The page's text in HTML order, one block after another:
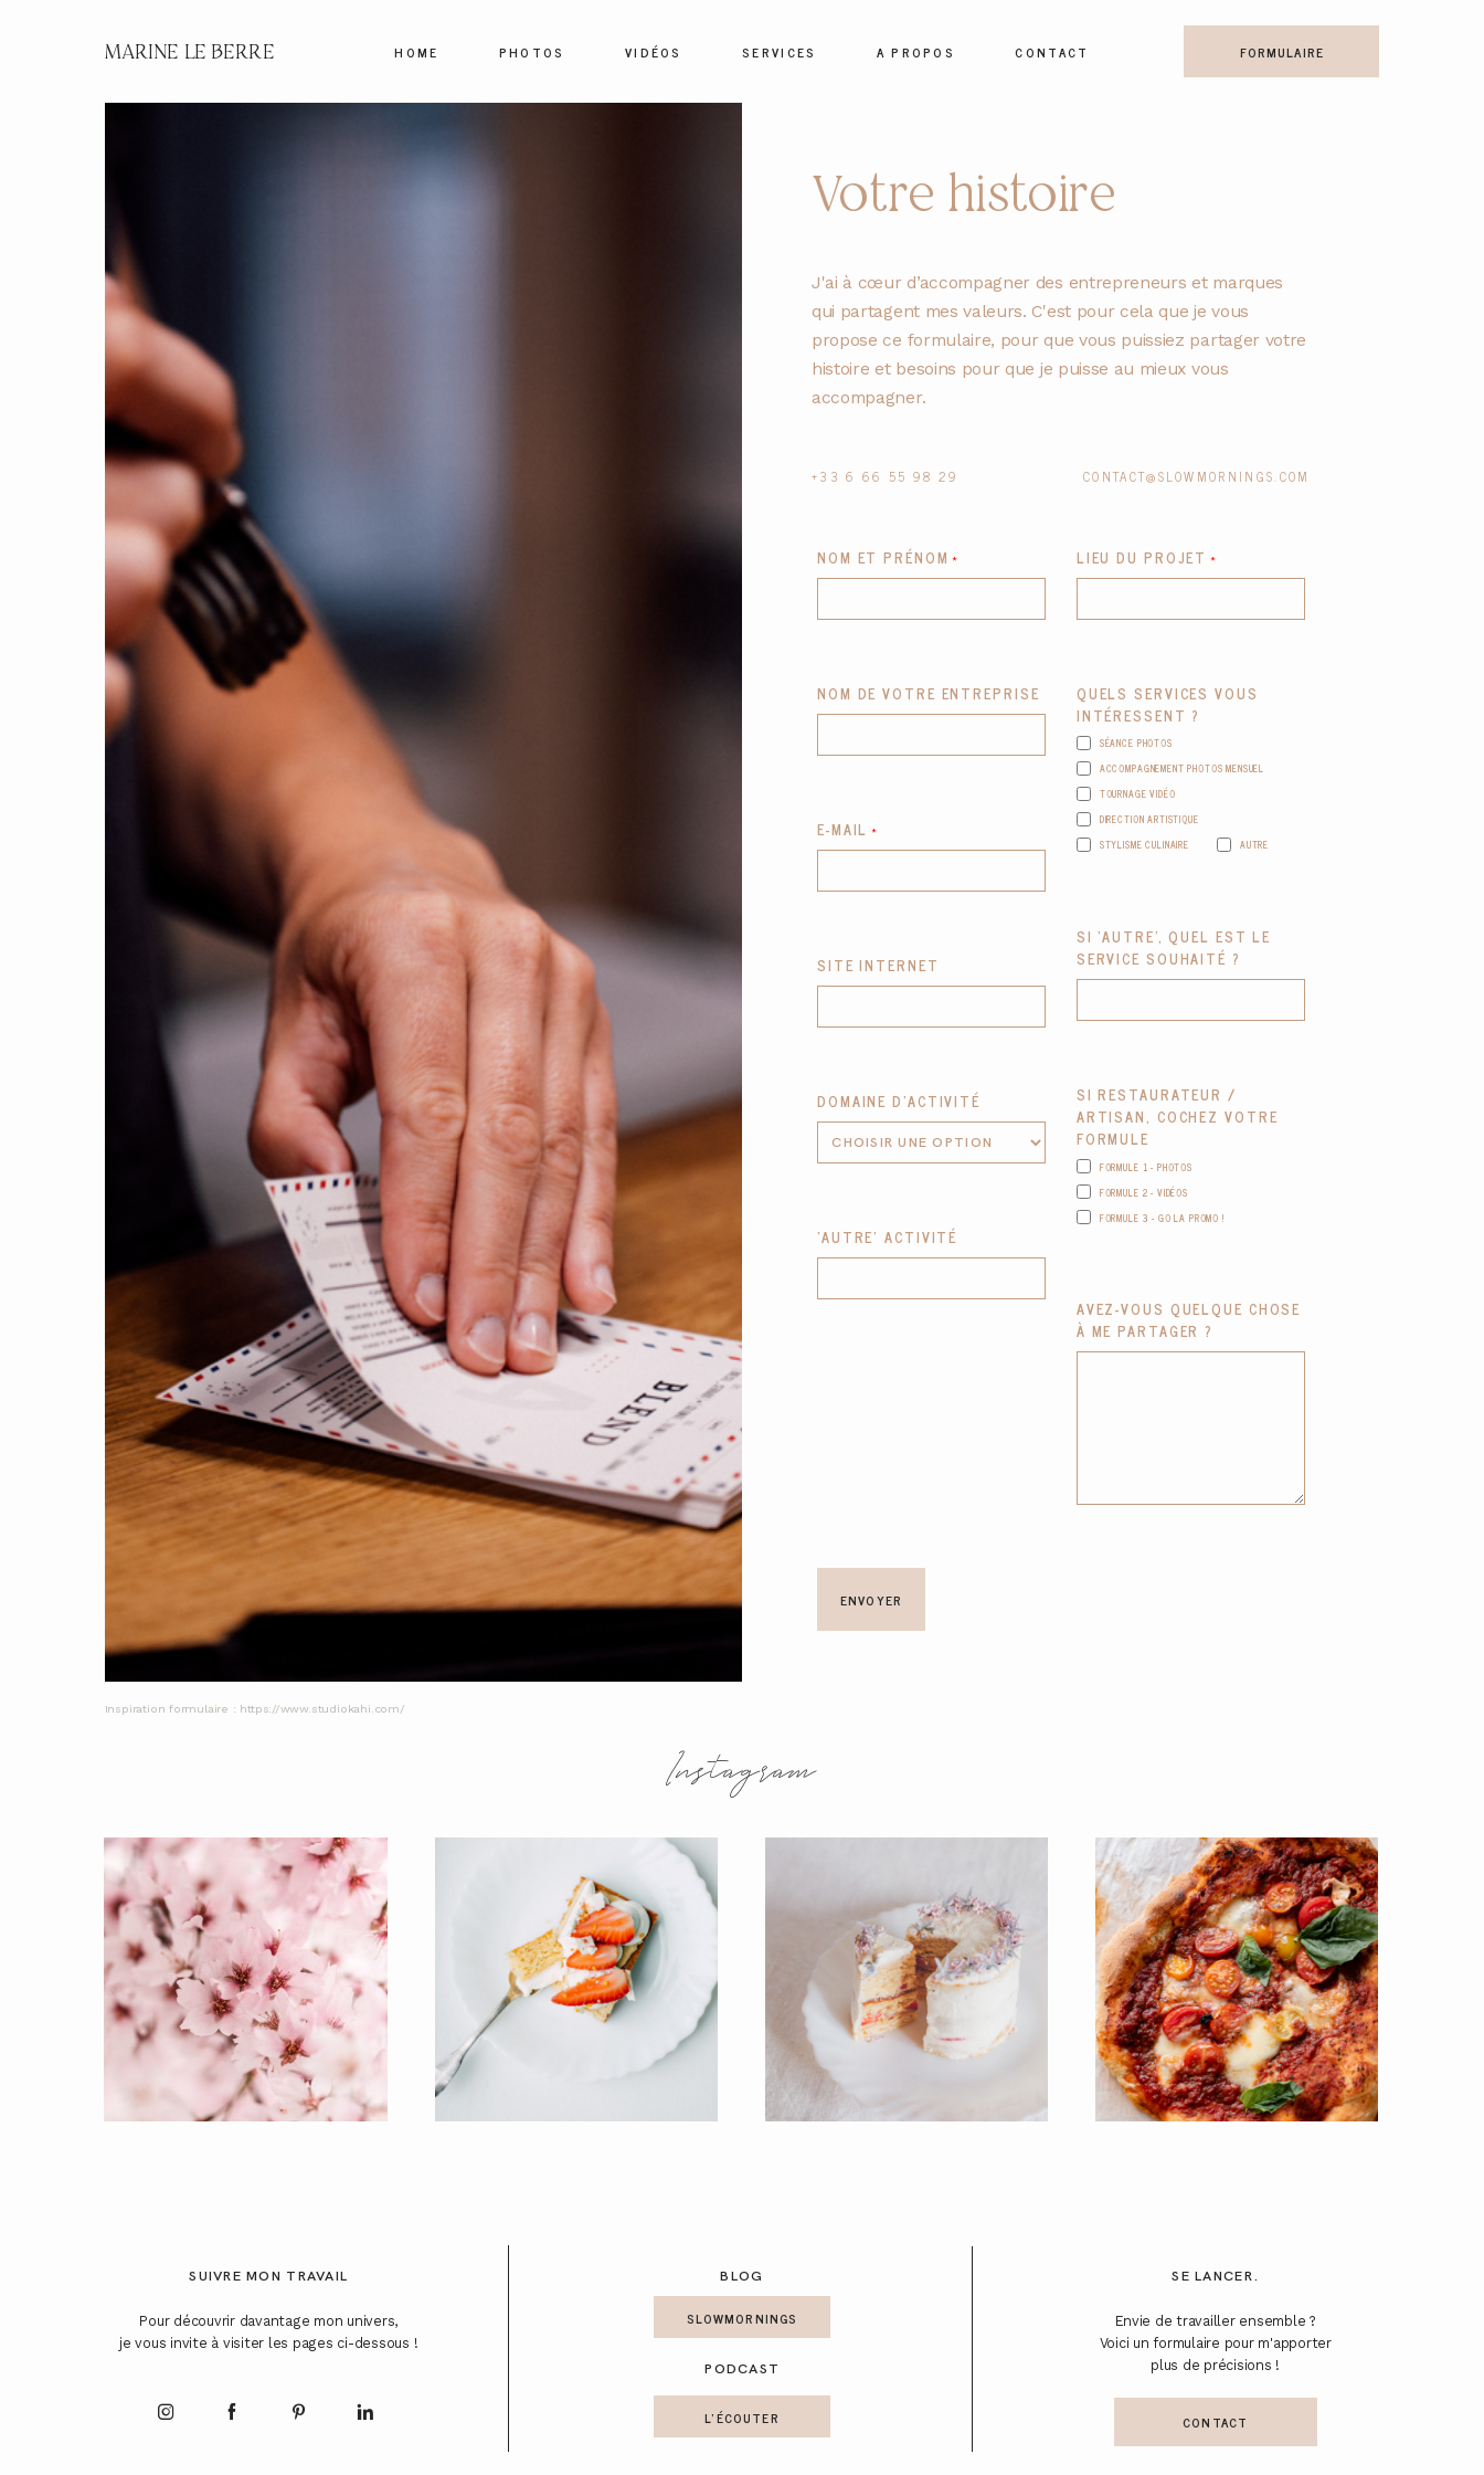
MARINE LE BERRE FORMULAIRE
HOME PHOTOS VIDÉOS SERVICES A PROPOS CONTACT
Votre histoire
J'ai à cœur d’accompagner des entrepreneurs et marques
qui partagent mes valeurs. C'est pour cela que je vous
propose ce formulaire, pour que vous puissiez partager votre
histoire et besoins pour que je puisse au mieux vous
accompagner.
+33 6 66 55 98 29 CONTACT@SLOWMORNINGS.COM
NOM ET PRÉNOM
NOM DE VOTRE ENTREPRISE
E-MAIL
SITE INTERNET
DOMAINE D'ACTIVITÉ
'AUTRE' ACTIVITÉ
LIEU DU PROJET
QUELS SERVICES VOUS
INTÉRESSENT ?
SÉANCE PHOTOS
ACCOMPAGNEMENT PHOTOS MENSUEL
TOURNAGE VIDÉO
DIRECTION ARTISTIQUE
STYLISME CULINAIRE
AUTRE
SI 'AUTRE', QUEL EST LE
SERVICE SOUHAITÉ ?
SI RESTAURATEUR /
ARTISAN, COCHEZ VOTRE
FORMULE
FORMULE 1 - PHOTOS
FORMULE 2 - VIDÉOS
FORMULE 3 - GO LA PROMO !
AVEZ-VOUS QUELQUE CHOSE
À ME PARTAGER ?
Inspiration formulaire : https://www.studiokahi.com/
Instagram
BLOG SE LANCER.
SUIVRE MON TRAVAIL
SLOWMORNINGS
Envie de travailler ensemble ?
Voici un formulaire pour m'apporter
plus de précisions !
Pour découvrir davantage mon univers,
je vous invite à visiter les pages ci-dessous !
PODCAST
L'ÉCOUTER CONTACT